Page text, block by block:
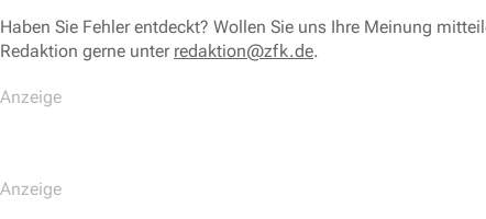
Haben Sie Fehler entdeckt? Wollen Sie uns Ihre Meinung
Redaktion gerne unter redaktion@zfk.de.